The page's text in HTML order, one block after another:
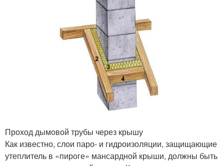
Проход дымовой трубы через крышу
Как известно, слои паро- и гидроизоляции, защищающие
утеплитель в «пироге» мансардной крыши, должны быть